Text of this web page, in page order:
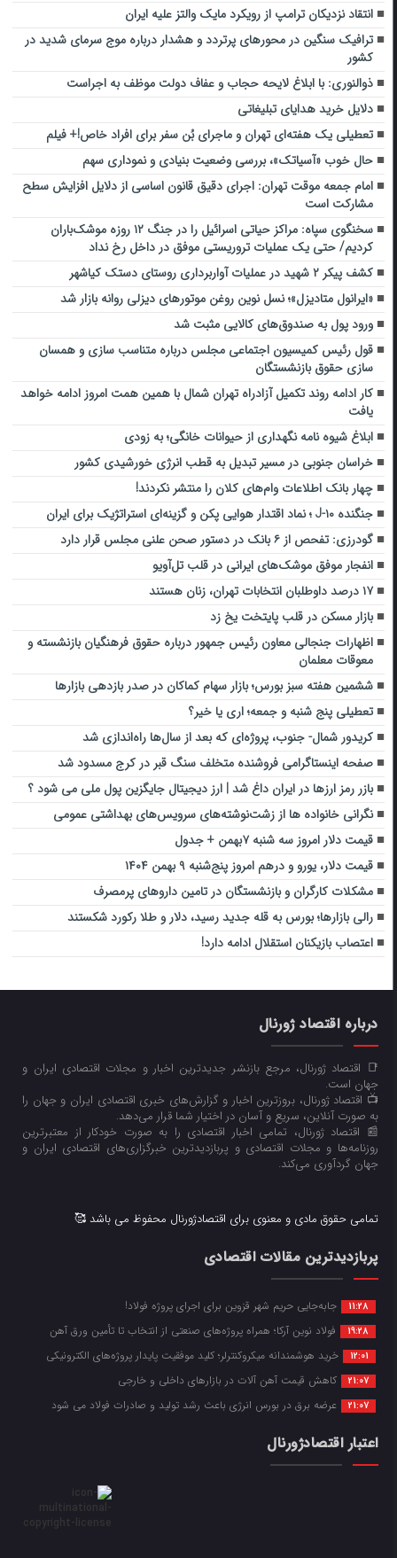
انتقاد نزدیکان ترامپ از رویکرد مایک والتز علیه ایران
ترافیک سنگین در محورهای پرتردد و هشدار درباره موج سرمای شدید در
کشور
ذوالنوری: با ‌ابلاغ ‌لایحه حجاب و عفاف دولت موظف به اجراست
دلایل خرید هدایای تبلیغاتی
تعطیلی یک هفته‌ای تهران و ماجرای بُن سفر برای افراد خاص!+ فیلم
حال خوب «آسیاتک»، بررسی وضعیت بنیادی و نموداری سهم
امام جمعه موقت تهران: اجرای دقیق‌ قانون اساسی از دلایل افزایش سطح
مشارکت است
سخنگوی سپاه: مراکز حیاتی اسرائیل را در جنگ ۱۲ روزه موشک‌باران
کردیم/ حتی یک عملیات تروریستی موفق در داخل رخ نداد
کشف پیکر ۲ شهید در عملیات آواربرداری روستای دستک کیاشهر
«ایرانول متادیزل»؛ نسل نوین روغن موتورهای دیزلی روانه بازار شد
ورود پول به صندوق‌های کالایی مثبت شد
قول رئیس کمیسیون اجتماعی مجلس درباره متناسب سازی و همسان
سازی حقوق بازنشستگان
کار ادامه روند تکمیل آزادراه تهران شمال با همین همت امروز ادامه خواهد
یافت
ابلاغ شیوه نامه نگهداری از حیوانات خانگی؛ به زودی
خراسان جنوبی در مسیر تبدیل به قطب انرژی خورشیدی کشور
چهار بانک اطلاعات وام‌های کلان را منتشر نکردند!
جنگنده J-۱۰ ؛ نماد اقتدار هوایی پکن و گزینه‌ای استراتژیک برای ایران
گودرزی: تفحص از ۶ بانک در دستور صحن علنی مجلس قرار دارد
انفجار موفق موشک‌های ایرانی در قلب تل‌آویو
۱۷ درصد داوطلبان انتخابات تهران، زنان هستند
بازار مسکن در قلب پایتخت یخ زد
اظهارات جنجالی معاون رئیس جمهور درباره حقوق فرهنگیان بازنشسته و
معوقات معلمان
ششمین هفته سبز بورس؛ بازار سهام کماکان در صدر بازدهی بازارها
تعطیلی پنج شنبه و جمعه؛ اری یا خیر؟
کریدور شمال- جنوب، پروژه‌ای که بعد از سال‌ها راه‌اندازی شد
صفحه اینستاگرامی فروشنده متخلف سنگ قبر در کرج مسدود شد
بازر رمز ارزها در ایران داغ شد | ارز دیجیتال جایگزین پول ملی می شود ؟
نگرانی خانواده ها از زشت‌نوشته‌های سرویس‌های بهداشتی عمومی
قیمت دلار امروز سه شنبه ۷بهمن + جدول
قیمت دلار، یورو و درهم امروز پنج‌شنبه ۹ بهمن ۱۴۰۴
مشکلات کارگران و بازنشستگان در تامین دارو‌های پرمصرف
رالی بازارها؛ بورس به قله جدید رسید، دلار و طلا رکورد شکستند
اعتصاب بازیکنان استقلال ادامه دارد!
درباره اقتصاد ژورنال
📑 اقتصاد ژورنال، مرجع بازنشر جدیدترین اخبار و مجلات اقتصادی ایران و
جهان است.
📺 اقتصاد ژورنال، بروزترین اخبار و گزارش‌های خبری اقتصادی ایران و جهان را
به صورت آنلاین، سریع و آسان در اختیار شما قرار می‌‌دهد.
📰 اقتصاد ژورنال، تمامی اخبار اقتصادی را به صورت خودکار از معتبرترین
روزنامه‌ها و مجلات اقتصادی و پربازدیدترین خبرگزاری‌های اقتصادی ایران و
جهان گردآوری می‌کند.
تمامی حقوق مادی و معنوی برای اقتصادژورنال محفوظ می باشد 🥰
پربازدیدترین مقالات اقتصادی
11:28 جابه‌جایی حریم شهر قزوین برای اجرای پروژه فولاد!
19:28 فولاد نوین آرکا؛ همراه پروژه‌های صنعتی از انتخاب تا تأمین ورق آهن
12:01 خرید هوشمندانه میکروکنترلر؛ کلید موفقیت پایدار پروژه‌های الکترونیکی
21:07 کاهش قیمت آهن آلات در بازارهای داخلی و خارجی
21:07 عرضه برق در بورس انرژی باعث رشد تولید و صادرات فولاد می شود
اعتبار اقتصادژورنال